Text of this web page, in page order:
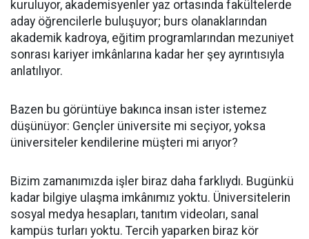
kuruluyor, akademisyenler yaz ortasında fakültelerde
aday öğrencilerle buluşuyor; burs olanaklarından
akademik kadroya, eğitim programlarından mezuniyet
sonrası kariyer imkânlarına kadar her şey ayrıntısıyla
anlatılıyor.
Bazen bu görüntüye bakınca insan ister istemez
düşünüyor: Gençler üniversite mi seçiyor, yoksa
üniversiteler kendilerine müşteri mi arıyor?
Bizim zamanımızda işler biraz daha farklıydı. Bugünkü
kadar bilgiye ulaşma imkânımız yoktu. Üniversitelerin
sosyal medya hesapları, tanıtım videoları, sanal
kampüs turları yoktu. Tercih yaparken biraz kör